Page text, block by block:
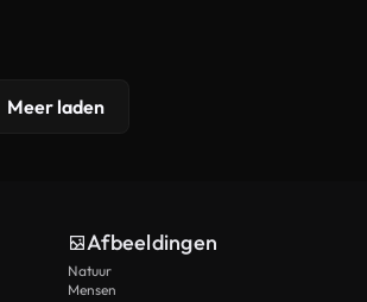
Meer laden
Afbeeldingen
Natuur
Mensen